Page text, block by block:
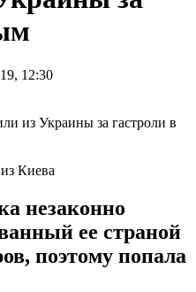
12:30
Киева
незаконно
ее страной
поэтому попала